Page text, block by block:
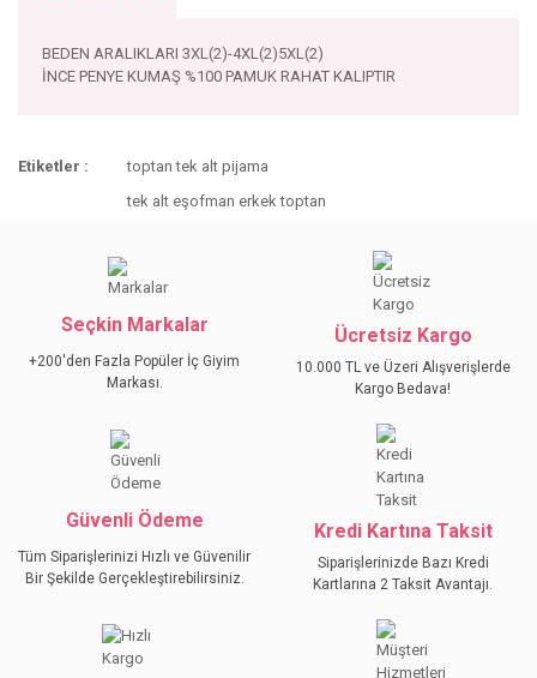
BEDEN ARALIKLARI 3XL(2)-4XL(2)5XL(2)
İNCE PENYE KUMAŞ %100 PAMUK RAHAT KALIPTIR
konularda yetersiz gördüğünüz noktaları öneri formunu
kullanarak tarafımıza iletebilirsiniz.
Ürün resmi kalitesiz, bozuk veya görüntülenemiyor.
Ürün açıklamasında eksik bilgiler bulunuyor.
Ürün fiyatı diğer sitelerden daha pahalı.
GÖNDER
Etiketler :
toptan tek alt pijama
tek alt eşofman erkek toptan
Seçkin Markalar
+200'den Fazla Popüler İç Giyim
Markası.
Ücretsiz Kargo
10.000 TL ve Üzeri Alışverişlerde
Kargo Bedava!
Güvenli Ödeme
Tüm Siparişlerinizi Hızlı ve Güvenilir
Bir Şekilde Gerçekleştirebilirsiniz.
Kredi Kartına Taksit
Siparişlerinizde Bazı Kredi
Kartlarına 2 Taksit Avantajı.